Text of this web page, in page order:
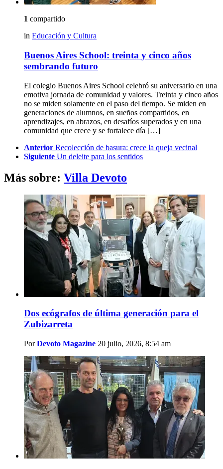
1 compartido
in Educación y Cultura
Buenos Aires School: treinta y cinco años
sembrando futuro
El colegio Buenos Aires School celebró su aniversario en una
emotiva jornada de comunidad y valores. Treinta y cinco años
no se miden solamente en el paso del tiempo. Se miden en
generaciones de alumnos, en sueños compartidos, en
aprendizajes, en abrazos, en desafíos superados y en una
comunidad que crece y se fortalece día […]
more
Anterior Recolección de basura: crece la queja vecinal
Siguiente Un deleite para los sentidos
Más sobre: Villa Devoto
Dos ecógrafos de última generación para el
Zubizarreta
Por Devoto Magazine 20 julio, 2026, 8:54 am